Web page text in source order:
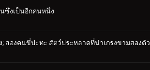
ซึ่งเป็นอีกคนหนึ่ง
สองคนขี่ปะทะ สัตว์ประหลาดที่น่าเกรงขามสองตัว